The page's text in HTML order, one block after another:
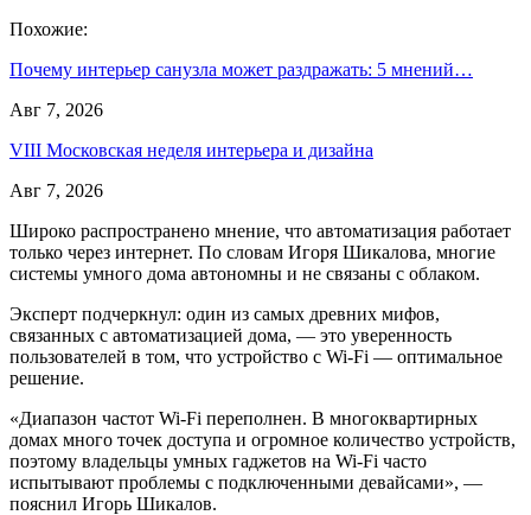
Похожие:
Почему интерьер санузла может раздражать: 5 мнений…
Авг 7, 2026
VIII Московская неделя интерьера и дизайна
Авг 7, 2026
Широко распространено мнение, что автоматизация работает
только через интернет. По словам Игоря Шикалова, многие
системы умного дома автономны и не связаны с облаком.
Эксперт подчеркнул: один из самых древних мифов,
связанных с автоматизацией дома, — это уверенность
пользователей в том, что устройство с Wi-Fi — оптимальное
решение.
«Диапазон частот Wi-Fi переполнен. В многоквартирных
домах много точек доступа и огромное количество устройств,
поэтому владельцы умных гаджетов на Wi-Fi часто
испытывают проблемы с подключенными девайсами», —
пояснил Игорь Шикалов.